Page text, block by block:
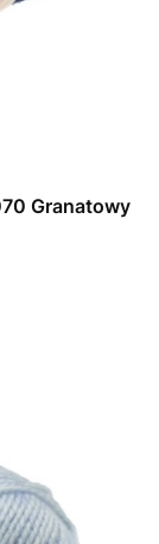
Granatowy